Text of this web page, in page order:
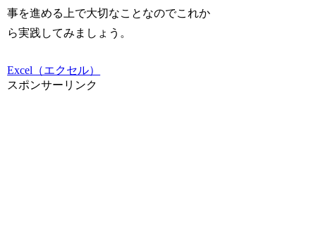
事を進める上で大切なことなのでこれか
ら実践してみましょう。
Excel（エクセル）
スポンサーリンク